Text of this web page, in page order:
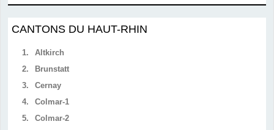
CANTONS DU HAUT-RHIN
1.
Altkirch
2.
Brunstatt
3.
Cernay
4.
Colmar-1
5.
Colmar-2